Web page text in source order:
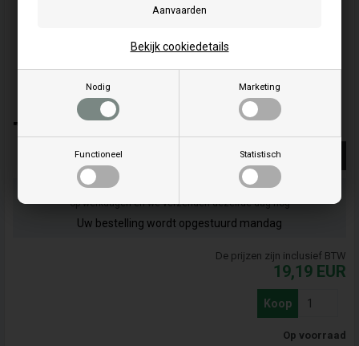
Nodig Marketing
Functioneel Statistisch
Bekijk cookiedetails
"Wielkeg PVC zwart UK 36 KL - AL-KO - 1235990"
Meer info
op werkdagen en we verzenden dezelfde dag nog
Uw bestelling wordt opgestuurd mandag
De prijzen zijn inclusief BTW
19,19 EUR
Koop
Op voorraad